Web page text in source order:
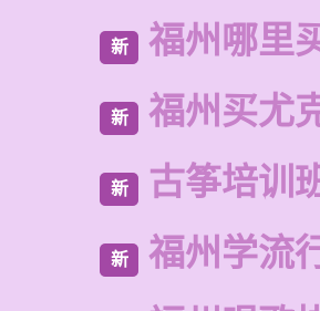
新 福州哪里
新 福州买尤
新 古筝培训
新
福州学流